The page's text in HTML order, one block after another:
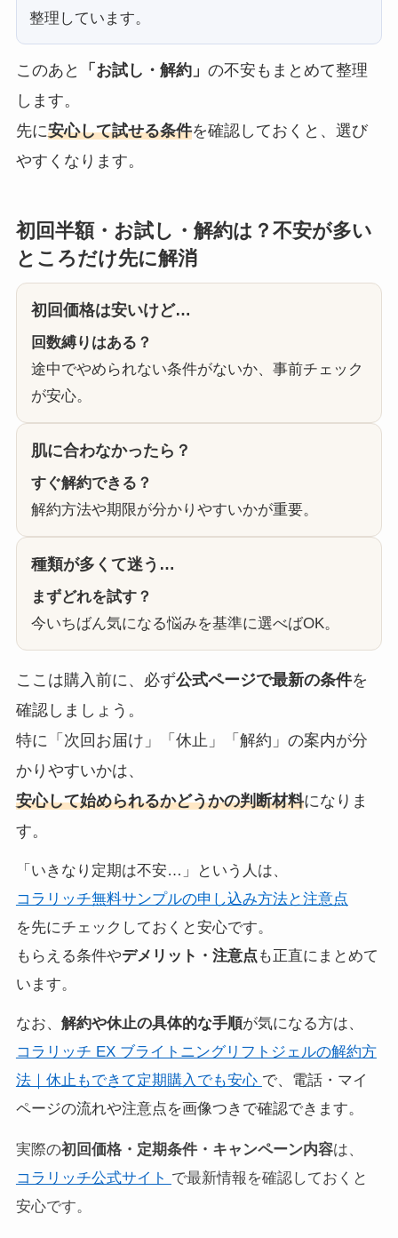
整理しています。
このあと 「お試し・解約」 の不安もまとめて整理
します。
先に安心して試せる条件を確認しておくと、選び
やすくなります。
初回半額・お試し・解約は？不安が多い
ところだけ先に解消
初回価格は安いけど…
回数縛りはある？
途中でやめられない条件がないか、事前チェック
が安心。
肌に合わなかったら？
すぐ解約できる？
解約方法や期限が分かりやすいかが重要。
種類が多くて迷う…
まずどれを試す？
今いちばん気になる悩みを基準に選べばOK。
ここは購入前に、必ず公式ページで最新の条件を
確認しましょう。
特に「次回お届け」「休止」「解約」の案内が分
かりやすいかは、
安心して始められるかどうかの判断材料になりま
す。
「いきなり定期は不安…」という人は、
コラリッチ無料サンプルの申し込み方法と注意点
を先にチェックしておくと安心です。
もらえる条件やデメリット・注意点 も正直にまとめて
います。
なお、 解約や休止の具体的な手順が気になる方は、
コラリッチ EX ブライトニングリフトジェルの解約方
法｜休止もできて定期購入でも安心 で、電話・マイ
ページの流れや注意点を画像つきで確認できます。
実際の初回価格・定期条件・キャンペーン内容は、
コラリッチ公式サイト で最新情報を確認しておくと
安心です。